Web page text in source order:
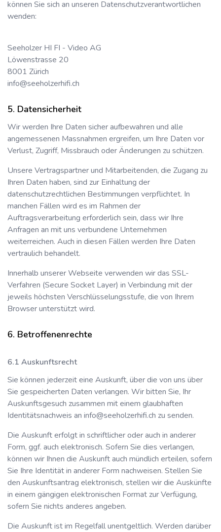
können Sie sich an unseren Datenschutzverantwortlichen
wenden:
Seeholzer HI FI - Video AG
Löwenstrasse 20
8001 Zürich
info@seeholzerhifi.ch
Datensicherheit
Wir werden Ihre Daten sicher aufbewahren und alle
angemessenen Massnahmen ergreifen, um Ihre Daten vor
Verlust, Zugriff, Missbrauch oder Änderungen zu schützen.
Unsere Vertragspartner und Mitarbeitenden, die Zugang zu
Ihren Daten haben, sind zur Einhaltung der
datenschutzrechtlichen Bestimmungen verpflichtet. In
manchen Fällen wird es im Rahmen der
Auftragsverarbeitung erforderlich sein, dass wir Ihre
Anfragen an mit uns verbundene Unternehmen
weiterreichen. Auch in diesen Fällen werden Ihre Daten
vertraulich behandelt.
Innerhalb unserer Webseite verwenden wir das SSL-
Verfahren (Secure Socket Layer) in Verbindung mit der
jeweils höchsten Verschlüsselungsstufe, die von Ihrem
Browser unterstützt wird.
Betroffenenrechte
Auskunftsrecht
Sie können jederzeit eine Auskunft, über die von uns über
Sie gespeicherten Daten verlangen. Wir bitten Sie, Ihr
Auskunftsgesuch zusammen mit einem glaubhaften
Identitätsnachweis an info@seeholzerhifi.ch zu senden.
Die Auskunft erfolgt in schriftlicher oder auch in anderer
Form, ggf. auch elektronisch. Sofern Sie dies verlangen,
können wir Ihnen die Auskunft auch mündlich erteilen, sofern
Sie Ihre Identität in anderer Form nachweisen. Stellen Sie
den Auskunftsantrag elektronisch, stellen wir die Auskünfte
in einem gängigen elektronischen Format zur Verfügung,
sofern Sie nichts anderes angeben.
Die Auskunft ist im Regelfall unentgeltlich. Werden darüber